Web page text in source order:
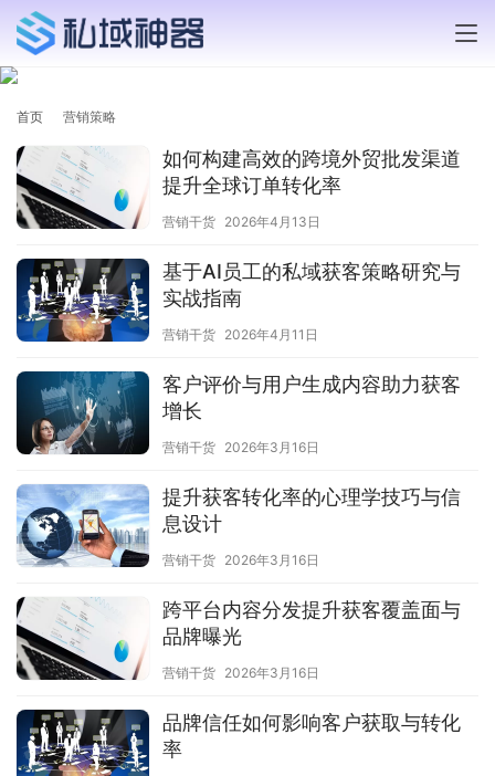
首页 营销策略
如何构建高效的跨境外贸批发渠道
提升全球订单转化率
营销干货 2026年4月13日
基于AI员工的私域获客策略研究与
实战指南
营销干货 2026年4月11日
客户评价与用户生成内容助力获客
增长
营销干货 2026年3月16日
提升获客转化率的心理学技巧与信
息设计
营销干货 2026年3月16日
跨平台内容分发提升获客覆盖面与
品牌曝光
营销干货 2026年3月16日
品牌信任如何影响客户获取与转化
率